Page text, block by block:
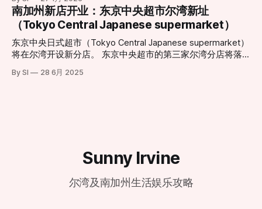
客、情侣约会还是节日庆典，都将成为他们新的集体回忆背
景。”该负责人指出。 随着更新工程的推进，这一城市地标即
将以全新姿态“回归天空”
容，这种气味如同腐烂的垃圾在密闭空间内发酵，且在清晨、
深夜以及圣安娜风盛行时尤为刺鼻。 受影响的范围不仅限于
居住区。据悉，在距离填埋场数英里外的伍德伯里购物中心
（Woodbury Town Center）周边，也能时常闻到类似的酸腐
味。 历史遗留与城市化扩张的碰撞 鲍尔曼垃圾填埋场由橙县
政府所有并运营，自1990年起投入使用。填埋场负责人汤姆·
卡特里利斯（Tom Koutroulis）指出，该场址在30多年前建立
中心（Irvine Spectrum Center）迎来了又一重磅餐饮地标。
根据官方公布的信息，尔湾店将采取分阶段开业模式，为顾客
提供精致的用餐体验： * 试营业阶段 (Soft Opening)： 2月6
日至3月1日。此期间将采取预约制，目前已开放预订，旨在为
顾客提供更私密且高水准的先行体验。预约地址：
Opening)： 3月2日正式全面迎客。 现代化设计与经典美味的
南加州新店开业：东京中央超市尔湾新址
（Tokyo Central Japanese supermarket）
东京中央日式超市（Tokyo Central Japanese supermarket）
将在尔湾开设新分店。 东京中央超市的第三家尔湾分店将落
的日式商品，包括新鲜海产、熟食、美妆产品和厨具等。新店
By SI 28 6月 2025
Sunny Irvine
尔湾及南加州生活娱乐攻略